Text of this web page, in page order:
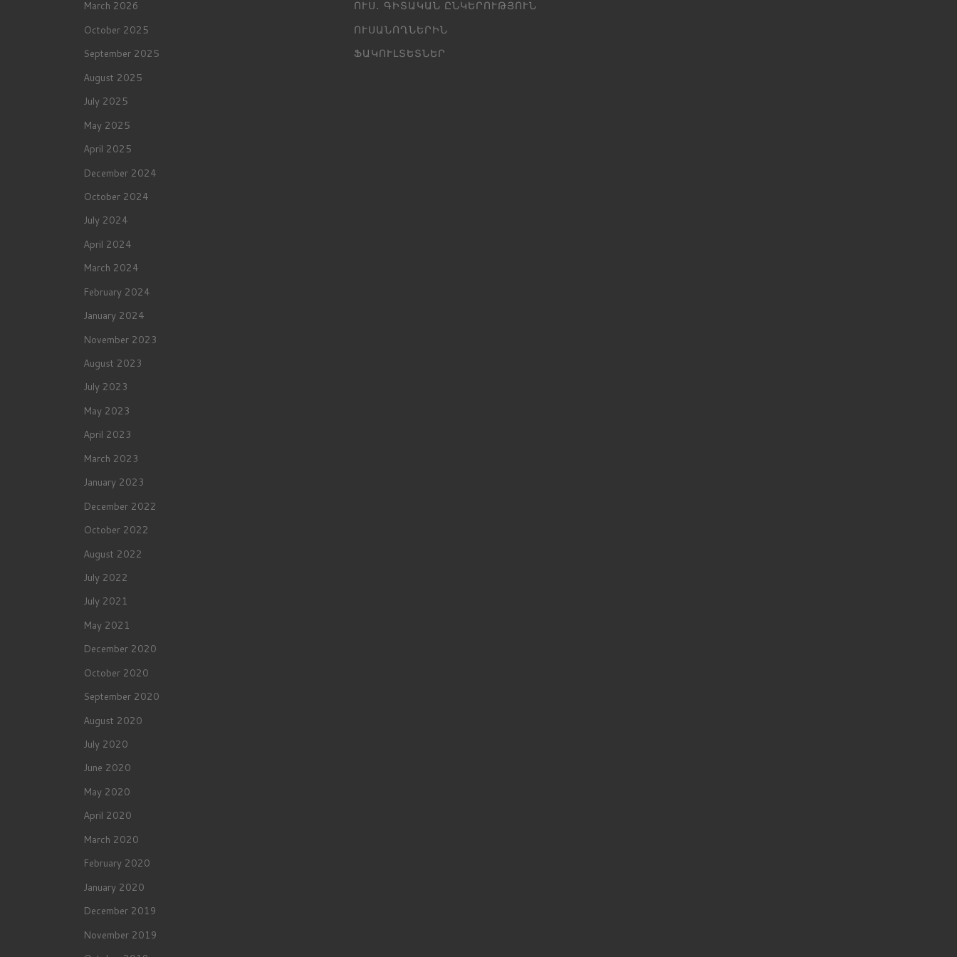
March 2026
October 2025
September 2025
August 2025
July 2025
May 2025
April 2025
December 2024
October 2024
July 2024
April 2024
March 2024
February 2024
January 2024
November 2023
August 2023
July 2023
May 2023
April 2023
March 2023
January 2023
December 2022
October 2022
August 2022
July 2022
July 2021
May 2021
December 2020
October 2020
September 2020
August 2020
July 2020
June 2020
May 2020
April 2020
March 2020
February 2020
January 2020
December 2019
November 2019
ՈՒՍ․ ԳԻՏԱԿԱՆ ԸՆԿԵՐՈՒԹՅՈՒՆ
ՈՒՍԱՆՈՂՆԵՐԻՆ
ՖԱԿՈՒԼՏԵՏՆԵՐ